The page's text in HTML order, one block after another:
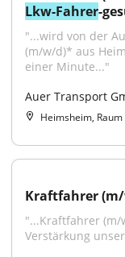
Lkw-Fahrer-
"...wird von der
(m/w/d)* aus
einer Minute..."
Auer Transport
Heimsheim, Raum
Kraftfahrer
"...Kraftfahrer (m/
Verstärkung